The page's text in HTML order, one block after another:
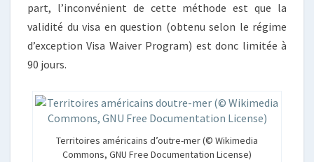
part, l’inconvénient de cette méthode est que la
validité du visa en question (obtenu selon le régime
d’exception Visa Waiver Program) est donc limitée à
90 jours.
Territoires américains d’outre-mer (© Wikimedia
Commons, GNU Free Documentation License)